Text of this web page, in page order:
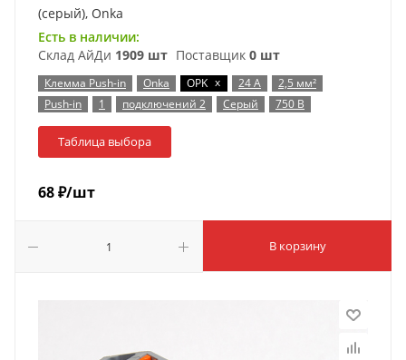
(серый), Onka
Есть в наличии:
Склад АйДи 1909 шт Поставщик 0 шт
Клемма Push-in Onka OPK x 24 А
2,5 мм²
Push-in
1 подключений 2 Серый 750 В
Таблица выбора
68₽/шт
В корзину